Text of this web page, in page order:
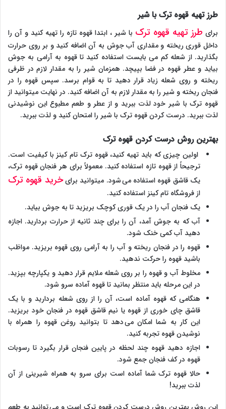
طرز تهیه قهوه ترک با شیر
برای طرز تهیه قهوه ترک با شیر ، ابتدا قهوه تازه را تهیه کنید و آن را
داخل قوری ریخته و مقداری آب جوش به آن اضافه کنید و بر روی حرارت
بگذارید. از شعله کم می بایست استفاده کنید تا قهوه به آرامی به جوش
بیاید و عطر قهوه در فضا بپیچد. همزمان شیر را به مقدار لازم در ظرفی
ریخته و روی شعله زیاد قرار دهید تا به قوام برسد. سپس قهوه را در
فنجان ریخته و شیر را به مقدار لازم به آن اضافه کنید. در نهایت میتوانید از
قهوه ترک با شیر خود لذت ببرید و از عطر و طعم مطبوع این نوشیدنی
لذت ببرید. درست کردن قهوه ترک با شیر را امتحان کنید و لذت ببرید.
بهترین روش درست کردن قهوه ترک
اولین چیزی که باید تهیه کنید، قهوه ترک تام کینز با کیفیت است.
ترجیحاً از قهوه تازه استفاده کنید. معمولاً برای هر فنجان قهوه ترک،
یک قاشق قهوه استفاده می شود. میتوانید برایخرید قهوه ترک
از فروشگاه تام کینز استفاده کنید.
یک فنجان آب را در یک قوری کوچک بریزید تا به جوش بیاید.
آب که به جوش آمد، آن را برای چند ثانیه از حرارت بردارید. اجازه
دهید آب کمی خنک شود.
قهوه را در فنجان ریخته و آب را به آرامی روی قهوه بریزید. مواظب
باشید قهوه را حرکت ندهید.
مخلوط آب و قهوه را بر روی شعله ملایم قرار دهید و یکپارچه بپزید.
در این مرحله باید منتظر بمانید تا قهوه آماده سرو شود.
هنگامی که قهوه آماده است، آن را از روی شعله بردارید و با یک
قاشق چای خوری از قهوه یا نیم قاشق قهوه در فنجان خود بریزید.
این کار به شما امکان می دهد تا بتوانید روغن قهوه را همراه با
نوشیدن قهوه تجربه کنید.
اجازه دهید قهوه چند لحظه در پایین فنجان قرار بگیرد تا رسوبات
قهوه در کف فنجان جمع شود.
حالا قهوه ترک شما آماده است برای سرو به همراه شیرینی از آن
لذت ببرید!